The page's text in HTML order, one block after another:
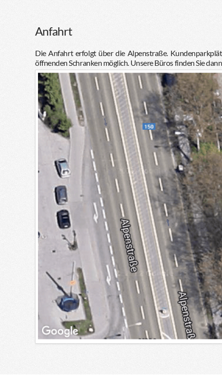
Anfahrt
Die Anfahrt erfolgt über die Alpenstraße.
öffnenden Schranken möglich. Unsere Büros finden Sie